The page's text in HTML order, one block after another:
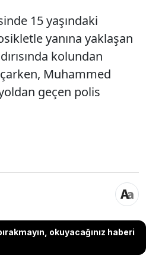
15 yaşındaki
yanına yaklaşan
kolundan
Muhammed
geçen polis
okuyacağınız haberi